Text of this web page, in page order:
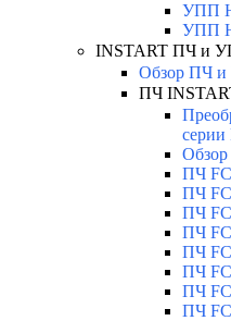
УПП
УПП
INSTART ПЧ и
Обзор ПЧ
ПЧ
серии
ПЧ
ПЧ
ПЧ
ПЧ
ПЧ
ПЧ
ПЧ
ПЧ